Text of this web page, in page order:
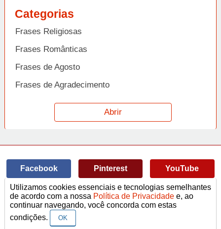
Categorias
Frases Religiosas
Frases Românticas
Frases de Agosto
Frases de Agradecimento
Frases de Amizade
Frases de Amor
Frases de Arrependimento
Frases de Atitude
Frases de Azar
Abrir
Facebook Pinterest YouTube
© Copyright 2014-2022A Frase.
Termos de Uso / Privacidade
Frases
Vídeos
contato@afrase.com.br
Utilizamos cookies essenciais e tecnologias semelhantes
de acordo com a nossa Política de Privacidade e, ao
continuar navegando, você concorda com estas
condições.
OK